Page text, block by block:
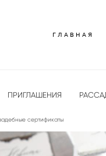
ГЛАВНАЯ
ГЛАВНАЯ
ПРИГЛАШЕНИЯ
сертификаты